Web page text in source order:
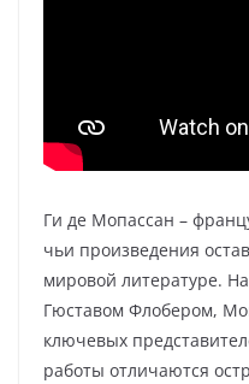
Ги де Мопассан –
чьи произведения
мировой литературе.
Гюставом Флобером,
ключевых
работы отличаются